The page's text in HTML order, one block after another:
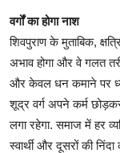
वर्गों का होगा नाश
शिवपुराण के मुताबिक,
अभाव होगा और वे गलत
और केवल धन कमाने पर
शूद्र वर्ग अपने कर्म
लगा रहेगा. समाज में हर
स्वार्थी और दूसरों की